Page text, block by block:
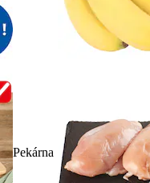
Pekárna